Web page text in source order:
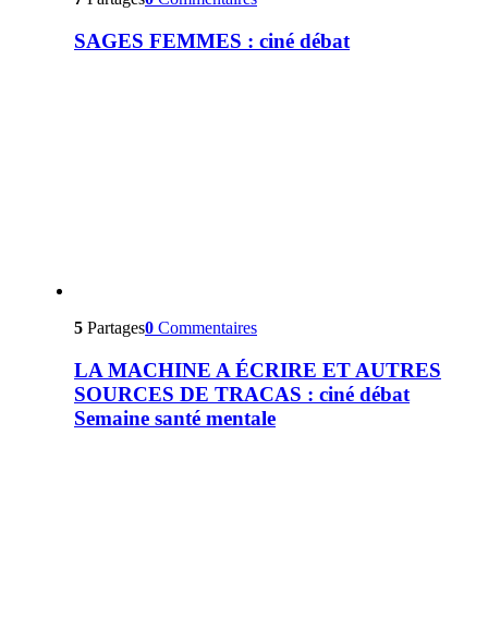
SAGES FEMMES : ciné débat
5 Partages0 Commentaires
LA MACHINE A ÉCRIRE ET AUTRES
SOURCES DE TRACAS : ciné débat
Semaine santé mentale